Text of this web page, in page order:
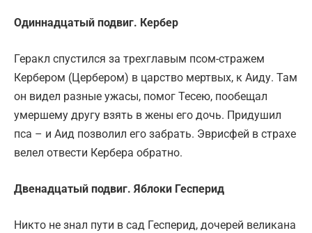
Одиннадцатый подвиг. Кербер
Геракл спустился за трехглавым псом-стражем
Кербером (Цербером) в царство мертвых, к Аиду. Там
он видел разные ужасы, помог Тесею, пообещал
умершему другу взять в жены его дочь. Придушил
пса – и Аид позволил его забрать. Эврисфей в страхе
велел отвести Кербера обратно.
Двенадцатый подвиг. Яблоки Гесперид
Никто не знал пути в сад Гесперид, дочерей великана